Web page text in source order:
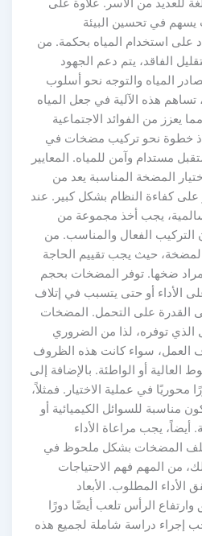
للعديد من الأسر. علاوة على
في تحسين البيئة
على استخدام المياه بحكمة. من
الفاقد، يتم دعم الجهود
المياه والتوجه نحو أسلوب
تساهم هذه الآلية في جعل المياه
يعزز من الفوائد الاجتماعية
خطوة نحو تركيب مضخات في
مستدام وآمن للمياه. المعايير
المضخة المناسبة يعد من
على كفاءة النظام بشكل كبير. عند
يجب أخذ مجموعة من
التركيب الفعال والمناسب. من
حيث يجب تقييم الحاجة
ضخها. توفر المضخات بحجم
الأداء أو حتى يتسبب في إتلاف
القدرة على التحمل. المضخات
توفره، لذا من الضروري
العمل، سواء كانت هذه الظروف
أو الواطئة. بالإضافة إلى
محوريًا في عملية الاختيار. فمثلاً،
مناسبة للسوائل الكيميائية أو
يجب مراعاة الأداء
المضخات بشكل ملحوظ في
من المهم فهم الاحتياجات
المطلوب. الأبعاد
الرأس تلعب أيضًا دورًا
إجراء دراسة شاملة لجميع هذه